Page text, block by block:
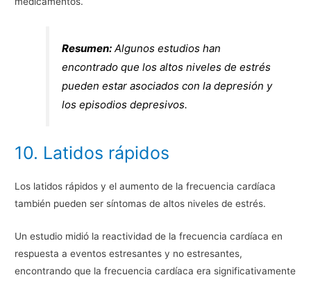
Resumen: Algunos estudios han
encontrado que los altos niveles de estrés
pueden estar asociados con la depresión y
los episodios depresivos.
10. Latidos rápidos
Los latidos rápidos y el aumento de la frecuencia cardíaca
también pueden ser síntomas de altos niveles de estrés.
Un estudio midió la reactividad de la frecuencia cardíaca en
respuesta a eventos estresantes y no estresantes,
encontrando que la frecuencia cardíaca era significativamente